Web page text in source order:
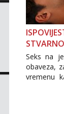
Seks na
obaveza,
vremenu
tema